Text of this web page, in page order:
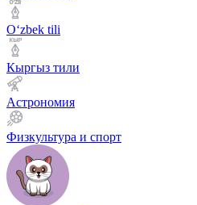
Оʻzbek tili
Кыргыз тили
Астрономия
Физкультура и спорт